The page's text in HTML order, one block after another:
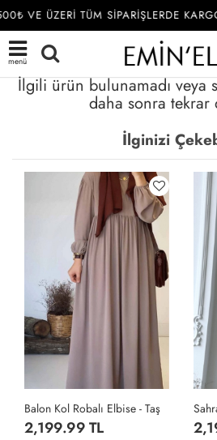
VE ÜZERİ TÜM SİPARİŞLERDE
menü
İlgili ürün bulunamadı veya
daha sonra tekrar
İlginizi
Sahra Ferace Elbise - Taş
2,199.99 TL